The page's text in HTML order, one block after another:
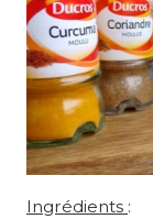
Ingrédients :